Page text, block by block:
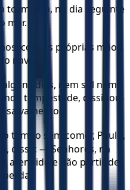
tormenta, no dia seguinte
mar.
com as próprias mãos,
navio.
dias, nem sol nem
tempestade, dissipou-
salvamento.
tempo sem comer, Paulo,
disse: — Senhores, na
atendido e não partir de